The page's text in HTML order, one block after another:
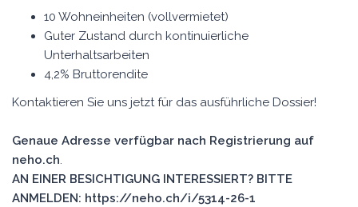
10 Wohneinheiten (vollvermietet)
Guter Zustand durch kontinuierliche
Unterhaltsarbeiten
4,2% Bruttorendite
Kontaktieren Sie uns jetzt für das ausführliche Dossier!
Genaue Adresse verfügbar nach Registrierung auf
neho.ch.
AN EINER BESICHTIGUNG INTERESSIERT? BITTE
ANMELDEN: https://neho.ch/i/5314-26-1